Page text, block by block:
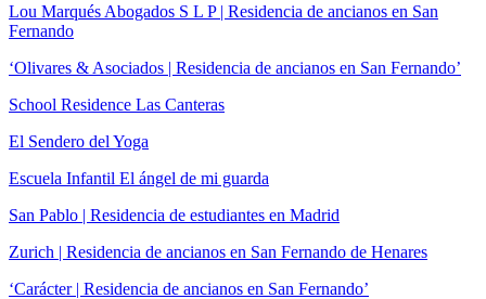
Lou Marqués Abogados S L P | Residencia de ancianos en San
Fernando
‘Olivares & Asociados | Residencia de ancianos en San Fernando’
School Residence Las Canteras
El Sendero del Yoga
Escuela Infantil El ángel de mi guarda
San Pablo | Residencia de estudiantes en Madrid
Zurich | Residencia de ancianos en San Fernando de Henares
‘Carácter | Residencia de ancianos en San Fernando’